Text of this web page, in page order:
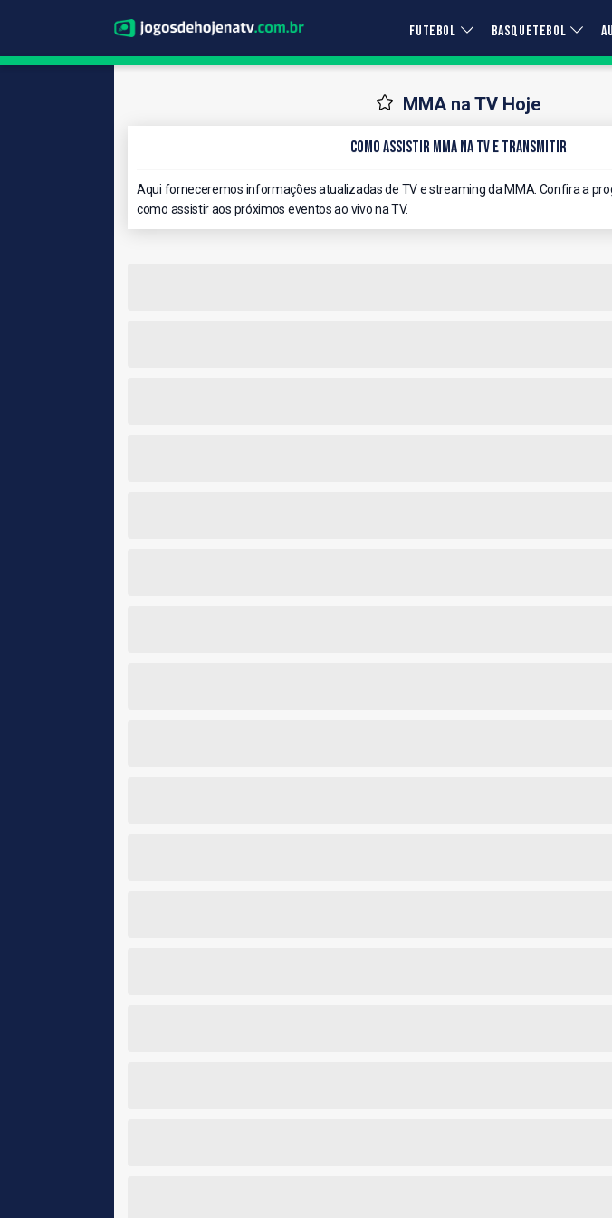
FUTEBOL BASQUETEBOL
MMA na TV Hoje
Como Assistir MMA na TV e Transmitir
Aqui forneceremos informações atualizadas de TV e streaming da MMA. Confira a
como assistir aos próximos eventos ao vivo na TV.